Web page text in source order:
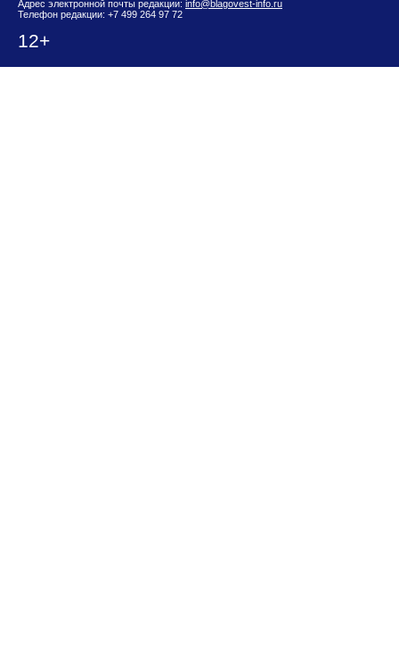
Адрес электронной почты редакции: info@blagovest-info.ru
Телефон редакции: +7 499 264 97 72
12+